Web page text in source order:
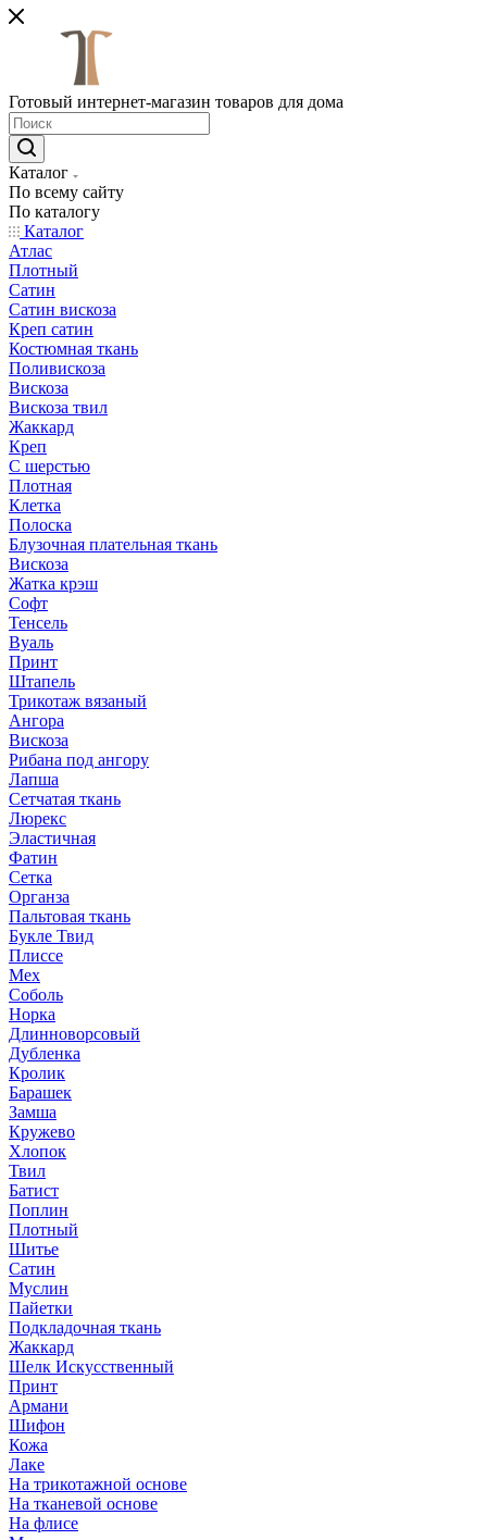
Готовый интернет-магазин товаров для дома
Каталог
По всему сайту
По каталогу
Каталог
Атлас
Плотный
Сатин
Сатин вискоза
Креп сатин
Костюмная ткань
Поливискоза
Вискоза
Вискоза твил
Жаккард
Креп
С шерстью
Плотная
Клетка
Полоска
Блузочная плательная ткань
Вискоза
Жатка крэш
Софт
Тенсель
Вуаль
Принт
Штапель
Трикотаж вязаный
Ангора
Вискоза
Рибана под ангору
Лапша
Сетчатая ткань
Люрекс
Эластичная
Фатин
Сетка
Органза
Пальтовая ткань
Букле Твид
Плиссе
Мех
Соболь
Норка
Длинноворсовый
Дубленка
Кролик
Барашек
Замша
Кружево
Хлопок
Твил
Батист
Поплин
Плотный
Шитье
Сатин
Муслин
Пайетки
Подкладочная ткань
Жаккард
Шелк Искусственный
Принт
Армани
Шифон
Кожа
Лаке
На трикотажной основе
На тканевой основе
На флисе